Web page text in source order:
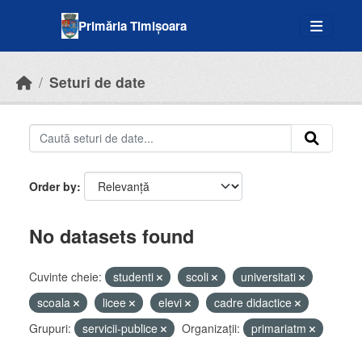
Primăria Timișoara
Seturi de date
Order by
No datasets found
Cuvinte cheie: studenti scoli
universitati
scoala
licee elevi
cadre didactice
Grupuri:
servicii-publice Organizații:
primariatm